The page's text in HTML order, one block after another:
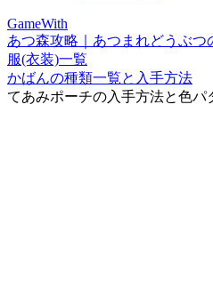
GameWith
あつ森攻略｜あつまれどうぶつ
服(衣装)一覧
かばんの種類一覧と入手方法
てあみポーチの入手方法と色パ